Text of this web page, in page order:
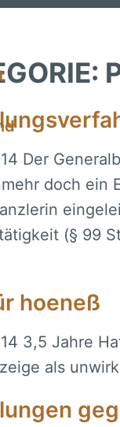
Der
doch ein
(§ 99
hoeneß
3,5 Jahre
als